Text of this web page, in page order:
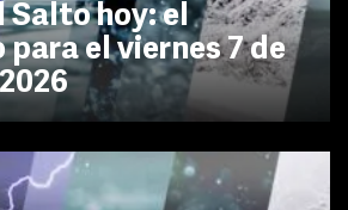
Salto hoy: el
el viernes 7 de